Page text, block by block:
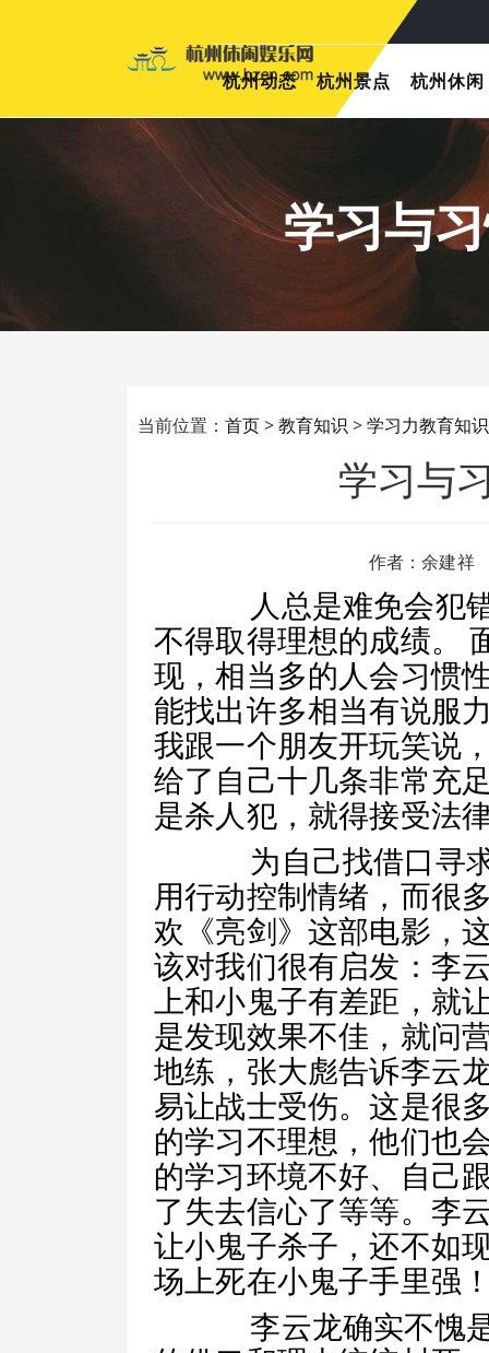
杭州动态 杭州景点 杭州休闲
学习与
当前位置： 首页>教育知识 >学习力教育知识
学习与
作者：余建
人总是难免会犯错
不得取得理想的成绩。
现，相当多的人会习惯
能找出许多相当有说服
我跟一个朋友开玩笑说
给了自己十几条非常充
是杀人犯，就得接受法
为自己找借口寻求
用行动控制情绪，而很
欢《亮剑》这部电影，
该对我们很有启发：李
上和小鬼子有差距，就
是发现效果不佳，就问
地练，张大彪告诉李云
易让战士受伤。这是很
的学习不理想，他们也
的学习环境不好、自己
了失去信心了等等。李
让小鬼子杀子，还不如
场上死在小鬼子手里强
李云龙确实不愧是